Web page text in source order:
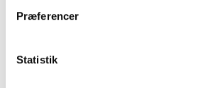
Præferencer
StatistikKrigen i Ukraine